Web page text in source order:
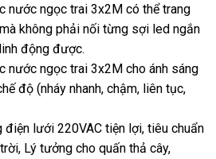
nước ngọc trai 3x2M có thể trang
không phải nối từng sợi led ngắn
động được.
nước ngọc trai 3x2M cho ánh sáng
độ (nháy nhanh, chậm, liên tục,
lưới 220VAC tiện lợi, tiêu chuẩn
Lý tưởng cho quấn thả cây,